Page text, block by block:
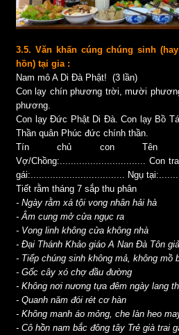
3.5. Văn khấn cúng chúng sinh
hồn) tại gia :
Nam mô A Di Đà Phật! (3 lần)
Con lạy chín phương trời, mười
phương.
Con lạy Đức Phật Di Đà. Con lạy Bồ
Thần quân Phúc đức chính thần.
Tín chủ con Tên
Vợ/Chồng:............................... Con
gái:.................................. Ngụ
Tiết rằm tháng 7 sắp thu phân
- Ngày rằm xá tội vong nhân hải hà
- Âm cung mở cửa ngục ra
- Vong linh không cửa không nhà
- Đại Thánh Khảo giáo A Nan Đà Tôn giả
- Tiếp chúng sinh không mả, không mồ
- Gốc cây xó chợ đầu đường
- Không nơi nương tựa đêm ngày lang
- Quanh năm đói rét cơ hàn
- Không manh áo mỏng, che làn heo
- Cô hồn nam bắc đông tây Trẻ già trai